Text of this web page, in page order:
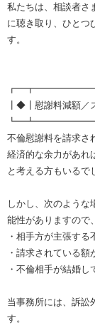
私たちは、相談者さ
に聴き取り、ひとつ
す。
┃◆┃慰謝料減額／
不倫慰謝料を請求さ
経済的な余力があれ
と考える方もいるで
しかし、次のような
能性がありますので
・相手方が主張す
・請求されている
・不倫相手が結婚
当事務所には、訴訟
す。